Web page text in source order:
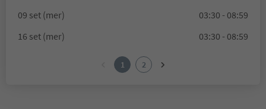
09 set (mer)
03:30 - 08:59
16 set (mer)
03:30 - 08:59
1 2